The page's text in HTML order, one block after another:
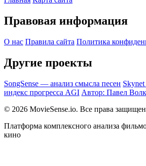
Правовая информация
О нас Правила сайта Политика
Другие проекты
SongSense — анализ смысла песен
индекс прогресса AGI Автор: Павел
© 2026 MovieSense.io. Все права
Платформа комплексного анализа
кино